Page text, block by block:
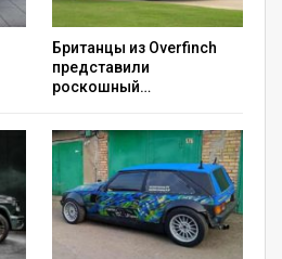
Sonic достался от
Британцы из Overfinch
представили
роскошный…